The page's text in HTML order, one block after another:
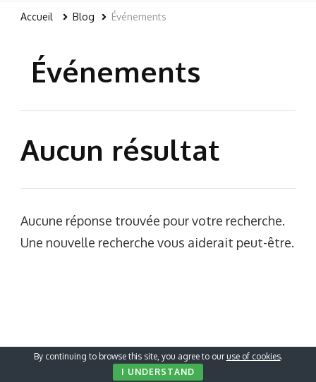
Accueil Blog Événements
Événements
Aucun résultat
Aucune réponse trouvée pour votre recherche.
Une nouvelle recherche vous aiderait peut-être.
By continuing to browse this site, you agree to our use of cookies.
I UNDERSTAND